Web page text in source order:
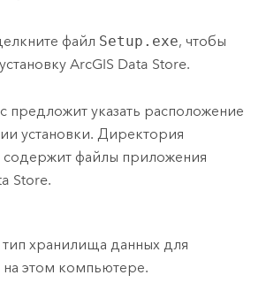
файл Setup.exe, чтобы
ArcGIS Data Store.
предложит указать расположение
установки. Директория
содержит файлы приложения
Store.
хранилища данных для
на этом компьютере.